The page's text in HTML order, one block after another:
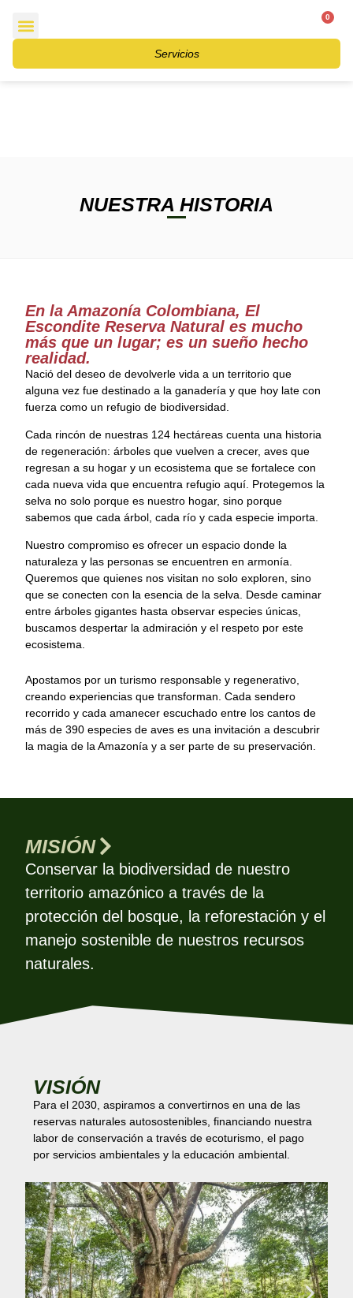
0
Servicios
NUESTRA HISTORIA
En la Amazonía Colombiana, El
Escondite Reserva Natural es mucho
más que un lugar; es un sueño hecho
realidad.
Nació del deseo de devolverle vida a un territorio que
alguna vez fue destinado a la ganadería y que hoy late con
fuerza como un refugio de biodiversidad.
Cada rincón de nuestras 124 hectáreas cuenta una historia
de regeneración: árboles que vuelven a crecer, aves que
regresan a su hogar y un ecosistema que se fortalece con
cada nueva vida que encuentra refugio aquí. Protegemos la
selva no solo porque es nuestro hogar, sino porque
sabemos que cada árbol, cada río y cada especie importa.
Nuestro compromiso es ofrecer un espacio donde la
naturaleza y las personas se encuentren en armonía.
Queremos que quienes nos visitan no solo exploren, sino
que se conecten con la esencia de la selva. Desde caminar
entre árboles gigantes hasta observar especies únicas,
buscamos despertar la admiración y el respeto por este
ecosistema.
Apostamos por un turismo responsable y regenerativo,
creando experiencias que transforman. Cada sendero
recorrido y cada amanecer escuchado entre los cantos de
más de 390 especies de aves es una invitación a descubrir
la magia de la Amazonía y a ser parte de su preservación.
MISIÓN
Conservar la biodiversidad de nuestro
territorio amazónico a través de la
protección del bosque, la reforestación y el
manejo sostenible de nuestros recursos
naturales.
VISIÓN
Para el 2030, aspiramos a convertirnos en una de las
reservas naturales autosostenibles, financiando nuestra
labor de conservación a través de ecoturismo, el pago
por servicios ambientales y la educación ambiental.